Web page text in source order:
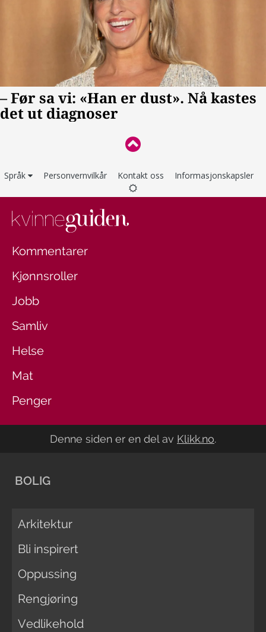
Språk Personvernvilkår Kontakt oss Informasjonskapsler
Kommentarer
Kjønnsroller
Jobb
Samliv
Helse
Mat
Penger
Denne siden er en del av Klikk.no.
BOLIG
Arkitektur
Bli inspirert
Oppussing
Rengjøring
Vedlikehold